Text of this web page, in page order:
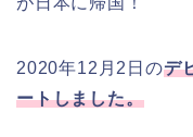
2020年12月2日のデ
ートしました。